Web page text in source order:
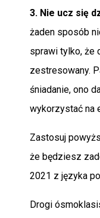
3. Nie ucz się
żaden sposób
sprawi tylko, że
zestresowany.
śniadanie, ono
wykorzystać na
Zastosuj
że będziesz
2021 z języka
Drogi